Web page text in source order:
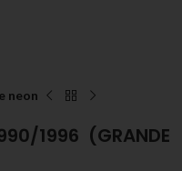
neon
1996 (GRANDE